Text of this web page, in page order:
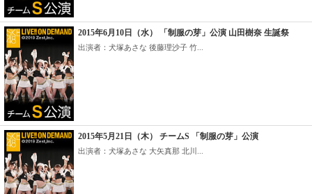
2015年6月10日（水） 「制服の芽」公演 山田樹奈 生誕祭
出演者：犬塚あさな 後藤理沙子 竹...
2015年5月21日（木） チームS 「制服の芽」公演
出演者：犬塚あさな 大矢真那 北川...